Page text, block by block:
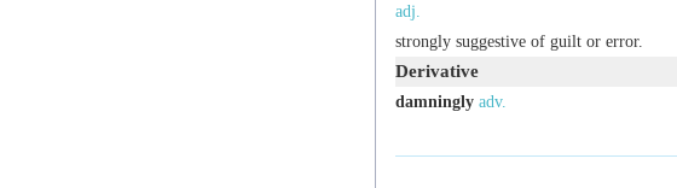
adj.
strongly suggestive of guilt or error.
Derivative
damningly adv.